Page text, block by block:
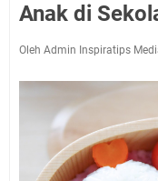
Anak di
Oleh Admin Inspiratips